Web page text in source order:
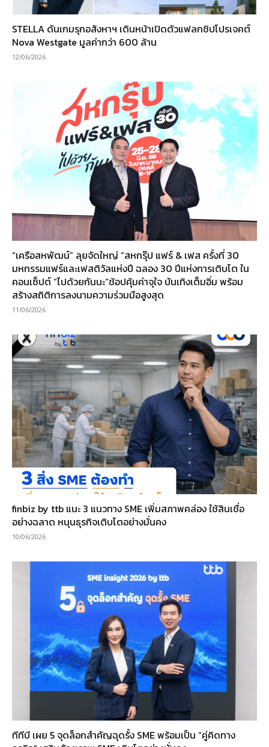
STELLA ดันเกมรุกอสังหาฯ เดินหน้าเปิดตัวแฟลกชิปโปรเจคต์
Nova Westgate มูลค่ากว่า 600 ล้าน
12/06/2026
“เครือสหพัฒน์” ลุยจัดใหญ่ “สหกรุ๊ป แฟร์ & เฟส ครั้งที่ 30
มหกรรมแฟร์และเฟสติวัลแห่งปี ฉลอง 30 ปีแห่งการเติบโต ใน
คอนเซ็ปต์ “ไปด้วยกันนะ”ช้อปคุ้มค่าจุใจ บันเทิงเต็มอิ่ม พร้อม
สร้างสถิติการลงนามความร่วมมือสูงสุด
11/06/2026
finbiz by ttb แนะ 3 แนวทาง SME เพิ่มสภาพคล่อง ใช้สินเชื่อ
อย่างฉลาด หนุนธุรกิจเติบโตอย่างมั่นคง
10/06/2026
ทีทีบี เผย 5 จุดล็อกสำคัญฉุดรั้ง SME พร้อมเป็น “คู่คิดทาง